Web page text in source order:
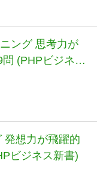
ング 思考力が
(PHPビジネス
発想力が飛躍的
ビジネス新書)